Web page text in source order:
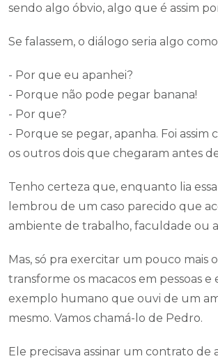
sendo algo óbvio, algo que é assim
Se falassem, o diálogo seria algo
- Por que eu apanhei?
- Porque não pode pegar banana!
- Por que?
- Porque se pegar, apanha. Foi assim
os outros dois que chegaram antes
Tenho certeza que, enquanto lia
lembrou de um caso parecido que
ambiente de trabalho, faculdade ou
Mas, só pra exercitar um pouco mais
transforme os macacos em pessoas
exemplo humano que ouvi de um
mesmo. Vamos chamá-lo de Pedro.
Ele precisava assinar um contrato de